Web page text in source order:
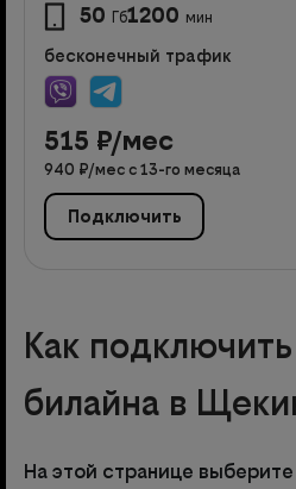
50 Гб1200 мин
бесконечный трафик
515 ₽/мес
940 ₽/мес с 13-го месяца
Подключить
Как
билайна в
На этой странице